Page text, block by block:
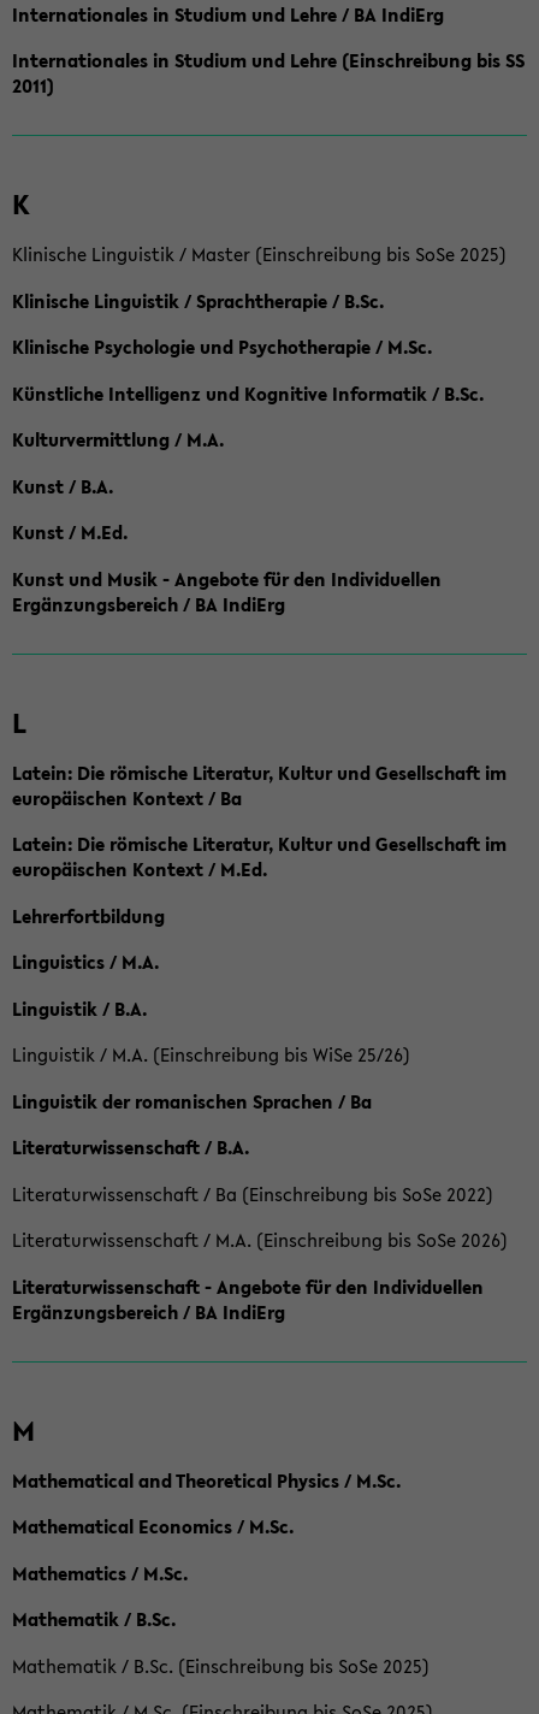
Internationales in Studium und Lehre / BA IndiErg
Internationales in Studium und Lehre (Einschreibung bis SS
2011)
K
Klinische Linguistik / Master (Einschreibung bis SoSe 2025)
Klinische Linguistik / Sprachtherapie / B.Sc.
Klinische Psychologie und Psychotherapie / M.Sc.
Künstliche Intelligenz und Kognitive Informatik / B.Sc.
Kulturvermittlung / M.A.
Kunst / B.A.
Kunst / M.Ed.
Kunst und Musik - Angebote für den Individuellen
Ergänzungsbereich / BA IndiErg
L
Latein: Die römische Literatur, Kultur und Gesellschaft im
europäischen Kontext / Ba
Latein: Die römische Literatur, Kultur und Gesellschaft im
europäischen Kontext / M.Ed.
Lehrerfortbildung
Linguistics / M.A.
Linguistik / B.A.
Linguistik / M.A. (Einschreibung bis WiSe 25/26)
Linguistik der romanischen Sprachen / Ba
Literaturwissenschaft / B.A.
Literaturwissenschaft / Ba (Einschreibung bis SoSe 2022)
Literaturwissenschaft / M.A. (Einschreibung bis SoSe 2026)
Literaturwissenschaft - Angebote für den Individuellen
Ergänzungsbereich / BA IndiErg
M
Mathematical and Theoretical Physics / M.Sc.
Mathematical Economics / M.Sc.
Mathematics / M.Sc.
Mathematik / B.Sc.
Mathematik / B.Sc. (Einschreibung bis SoSe 2025)